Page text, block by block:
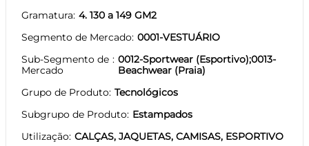
Gramatura 4. 130 a 149 GM2
Segmento de Mercado 0001-VESTUÁRIO
Sub-Segmento de
Mercado
0012-Sportwear (Esportivo);0013-
Beachwear (Praia)
Grupo de Produto Tecnológicos
Subgrupo de Produto Estampados
Utilização CALÇAS, JAQUETAS, CAMISAS, ESPORTIVO